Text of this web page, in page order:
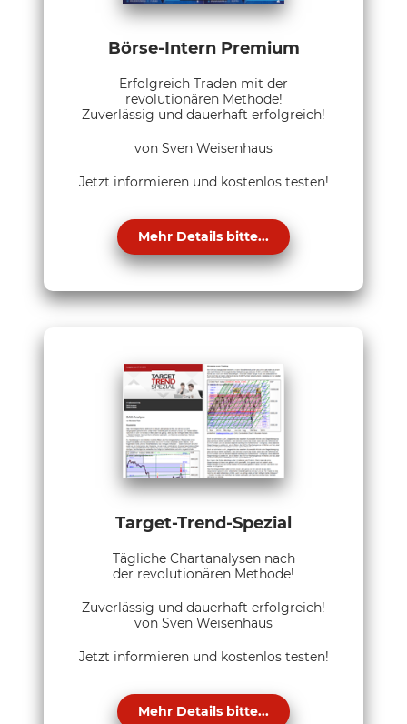
Börse-Intern Premium
Erfolgreich Traden mit der
revolutionären Methode!
Zuverlässig und dauerhaft erfolgreich!
von Sven Weisenhaus
Jetzt informieren und kostenlos testen!
Mehr Details bitte...
Target-Trend-Spezial
Tägliche Chartanalysen nach
der revolutionären Methode!
Zuverlässig und dauerhaft erfolgreich!
von Sven Weisenhaus
Jetzt informieren und kostenlos testen!
Mehr Details bitte...